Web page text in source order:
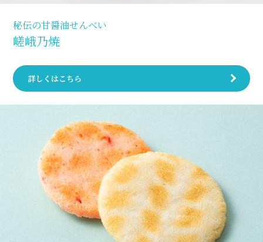
秘伝の甘醤油せんべい
嵯峨乃焼
詳しくはこちら